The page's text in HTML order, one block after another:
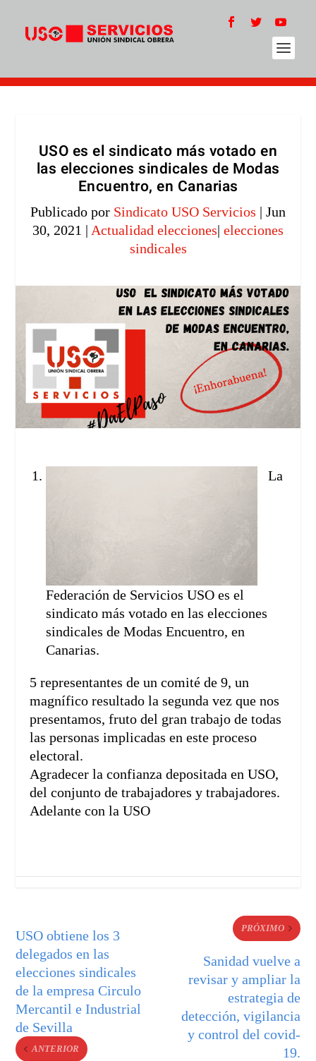
USO es el sindicato más votado en
las elecciones sindicales de Modas
Encuentro, en Canarias
Publicado por Sindicato USO Servicios | Jun
30, 2021 | Actualidad elecciones| elecciones
sindicales
La
Federación de Servicios USO es el
sindicato más votado en las elecciones
sindicales de Modas Encuentro, en
Canarias.
5 representantes de un comité de 9, un
magnífico resultado la segunda vez que nos
presentamos, fruto del gran trabajo de todas
las personas implicadas en este proceso
electoral.
Agradecer la confianza depositada en USO,
del conjunto de trabajadores y trabajadores.
Adelante con la USO
USO obtiene los 3
delegados en las
elecciones sindicales
de la empresa Circulo
Mercantil e Industrial
de Sevilla
ANTERIOR
PRÓXIMO
Sanidad vuelve a
revisar y ampliar la
estrategia de
detección, vigilancia
y control del covid-
19.